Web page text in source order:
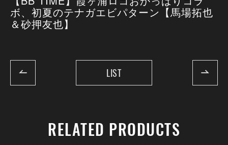
ボ、初夏のテナガエビパターン【馬場拓也
＆砂押友也】
LIST
RELATED PRODUCTS